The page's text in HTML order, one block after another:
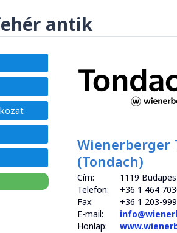
antik
Wienerberger
(Tondach)
Cím:
1119
Telefon:
+36 1 464
Fax:
+36 1 203-
E-mail:
Honlap: